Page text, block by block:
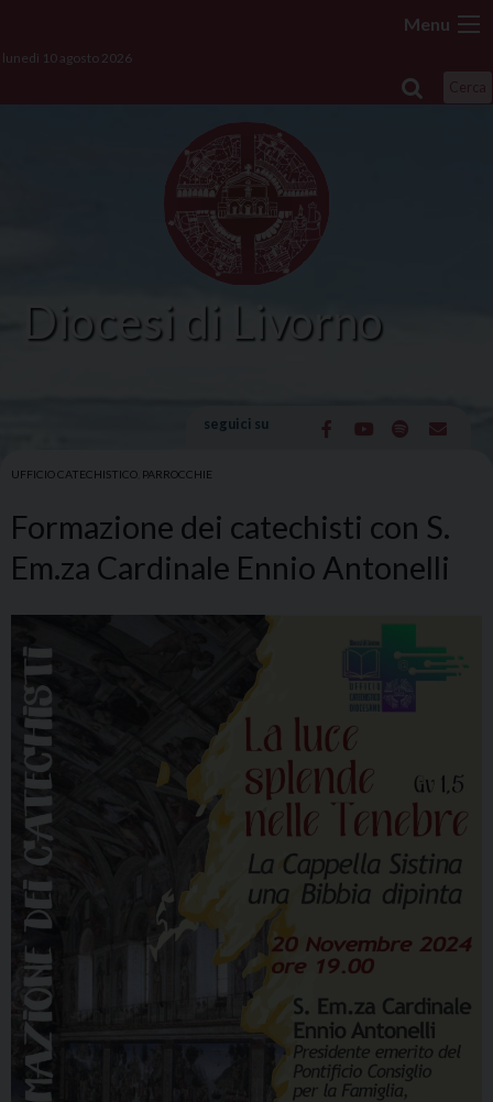
content
Menu
lunedì 10 agosto 2026
Diocesi di Livorno
seguici su
UFFICIO CATECHISTICO PARROCCHIE
Formazione dei catechisti con S.
Em.za Cardinale Ennio Antonelli